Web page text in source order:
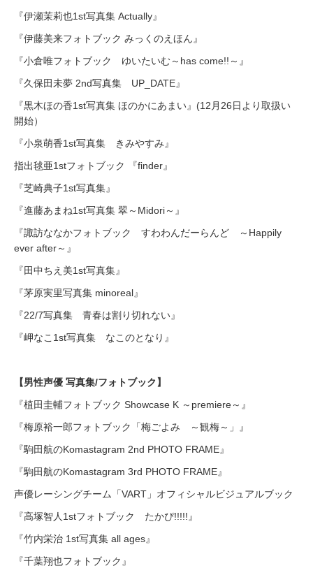
『伊瀬茉莉也1st写真集 Actually』
『伊藤美来フォトブック みっくのえほん』
『小倉唯フォトブック ゆいたいむ～has come!!～』
『久保田未夢 2nd写真集 UP_DATE』
『黒木ほの香1st写真集 ほのかにあまい』(12月26日より取扱い
開始）
『小泉萌香1st写真集 きみやすみ』
指出毬亜1stフォトブック 『finder』
『芝崎典子1st写真集』
『進藤あまね1st写真集 翠～Midori～』
『諏訪ななかフォトブック すわわんだーらんど ～Happily
ever after～』
『田中ちえ美1st写真集』
『茅原実里写真集 minoreal』
『22/7写真集 青春は割り切れない』
『岬なこ1st写真集 なこのとなり』
【男性声優 写真集/フォトブック】
『植田圭輔フォトブック Showcase K ～premiere～』
『梅原裕一郎フォトブック「梅ごよみ ～観梅～」』
『駒田航のKomastagram 2nd PHOTO FRAME』
『駒田航のKomastagram 3rd PHOTO FRAME』
声優レーシングチーム「VART」オフィシャルビジュアルブック
『高塚智人1stフォトブック たかぴ!!!!!』
『竹内栄治 1st写真集 all ages』
『千葉翔也フォトブック』